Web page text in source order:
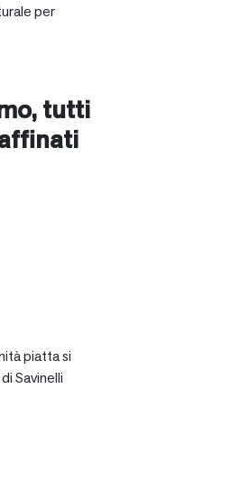
per
, tutti
piatta si
Savinelli